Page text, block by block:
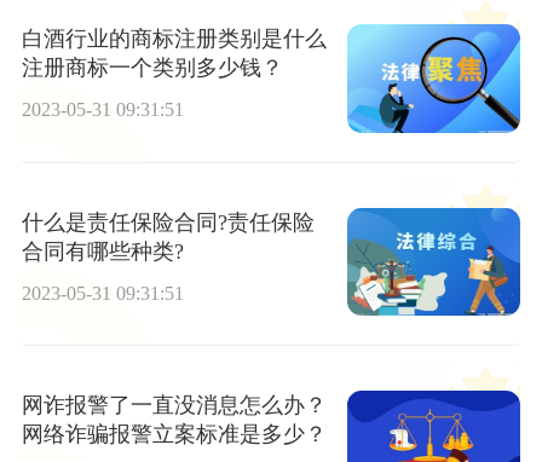
白酒行业的商标注册类别是什么
注册商标一个类别多少钱？
2023-05-31 09:31:51
什么是责任保险合同?责任保险
合同有哪些种类?
2023-05-31 09:31:51
网诈报警了一直没消息怎么办？
网络诈骗报警立案标准是多少？